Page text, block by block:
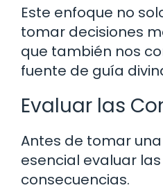
Este enfoque no
tomar decisiones
que también nos
fuente de guía
Evaluar las
Antes de tomar
esencial evaluar
consecuencias.